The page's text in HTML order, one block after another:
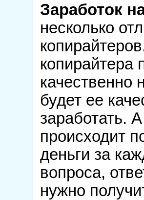
Заработок
несколько
копирайтера
будет ее
заработать.
происходит
деньги за
вопроса,
нужно